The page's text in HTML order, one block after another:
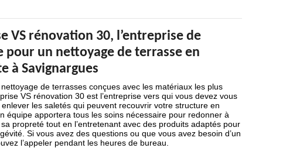
VS rénovation 30, l’entreprise de
pour un nettoyage de terrasse en
à Savignargues
de terrasses conçues avec les matériaux les plus
VS rénovation 30 est l’entreprise vers qui vous devez vous
les saletés qui peuvent recouvrir votre structure en
équipe apportera tous les soins nécessaire pour redonner à
propreté tout en l’entretenant avec des produits adaptés pour
Si vous avez des questions ou que vous avez besoin d’un
l’appeler pendant les heures de bureau.